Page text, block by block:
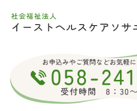
法人案内
施設案内
特別養護老人ホーム コート・スマイル